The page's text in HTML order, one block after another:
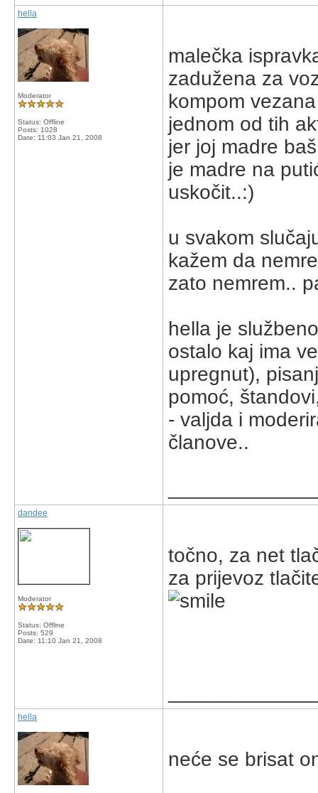
hella
Moderator
Status: Offline
Posts: 1028
Date: 11:03 Jan 21, 2008
malečka
zadužena za
kompom
jednom od tih
jer joj madre
je madre na
uskočit..:)
u svakom
kažem da
zato nemrem..
hella je
ostalo kaj ima
upregnut),
pomoć,
- valjda i
članove..
dandee
Moderator
Status: Offline
Posts: 529
Date: 11:10 Jan 21, 2008
točno, za net
za prijevoz
hella
neće se brisat